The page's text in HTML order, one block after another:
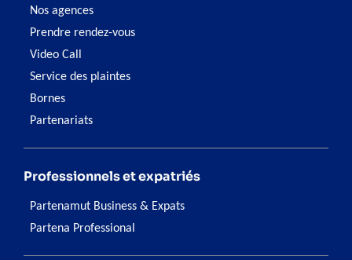
Nos agences
Prendre rendez-vous
Video Call
Service des plaintes
Bornes
Partenariats
Professionnels et expatriés
Partenamut Business & Expats
Partena Professional